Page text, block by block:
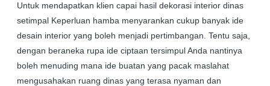
Untuk mendapatkan klien capai hasil dekorasi interior dinas
setimpal Keperluan hamba menyarankan cukup banyak ide
desain interior yang boleh menjadi pertimbangan. Tentu saja,
dengan beraneka rupa ide ciptaan tersimpul Anda nantinya
boleh menuding mana ide buatan yang pacak maslahat
mengusahakan ruang dinas yang terasa nyaman dan